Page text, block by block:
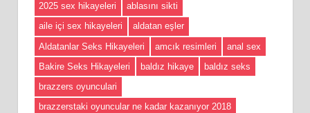
2025 sex hikayeleri
ablasını sikti
aile içi sex hikayeleri
aldatan eşler
Aldatanlar Seks Hikayeleri
amcık resimleri
anal sex
Bakire Seks Hikayeleri
baldız hikaye
baldız seks
brazzers oyunculari
brazzerstaki oyuncular ne kadar kazanıyor 2018